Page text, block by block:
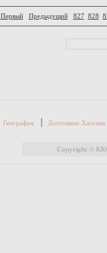
Первый Предыдущий 827 828
География | Достояние Хассани
Copyright ©